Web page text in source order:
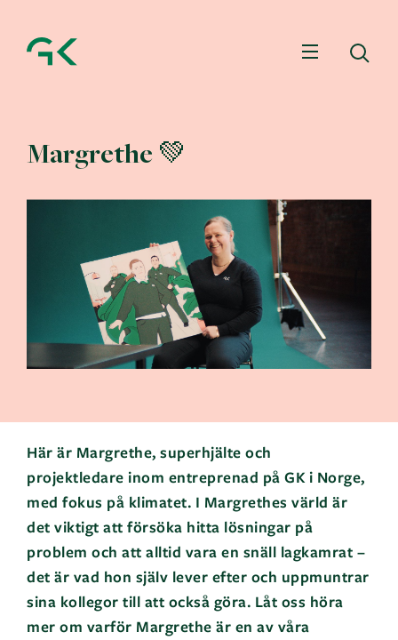
Meny
Margrethe 💚
Här är Margrethe, superhjälte och
projektledare inom entreprenad på GK i Norge,
med fokus på klimatet. I Margrethes värld är
det viktigt att försöka hitta lösningar på
problem och att alltid vara en snäll lagkamrat –
det är vad hon själv lever efter och uppmuntrar
sina kollegor till att också göra. Låt oss höra
mer om varför Margrethe är en av våra